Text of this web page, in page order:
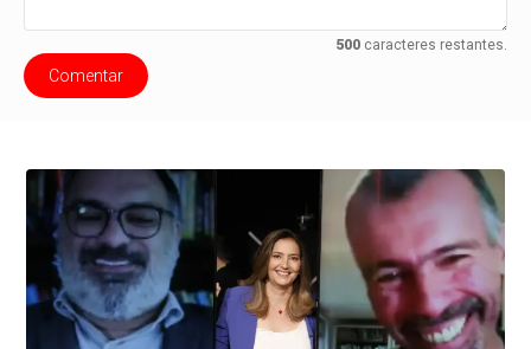
500caracteres restantes.
Comentar